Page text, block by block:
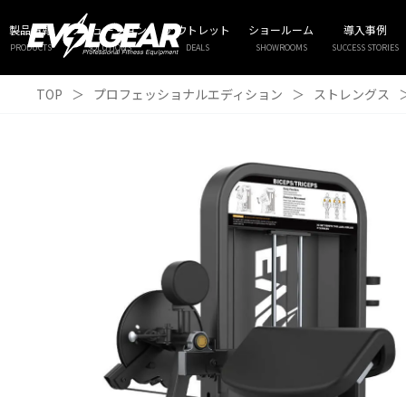
製品情報
PRODUCTS
ソリューション
SOLUTIONS
アウトレット
DEALS
ショールーム
SHOWROOMS
導入事例
SUCCESS STORIES
TOP ＞ プロフェッショナルエディション ＞ ストレングス